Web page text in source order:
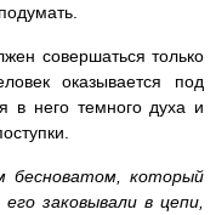
совершаться только
оказывается под
в него темного духа и
бесноватом, который
заковывали в цепи,